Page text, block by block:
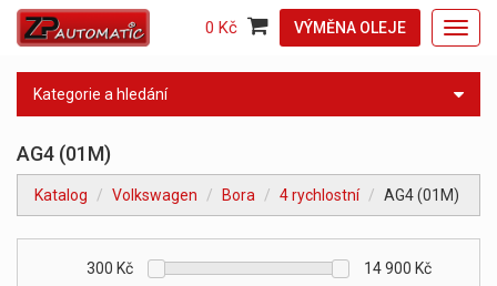
VÝMĚNA OLEJE
0 Kč
Kategorie a hledání
AG4 (01M)
Katalog Volkswagen Bora 4 rychlostní AG4 (01M)
300 Kč 14 900 Kč